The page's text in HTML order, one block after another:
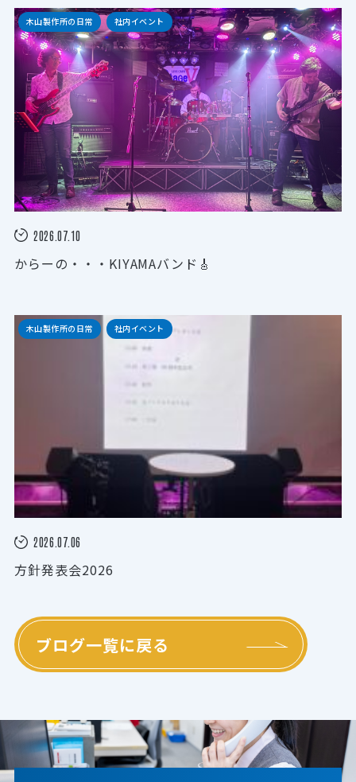
2026.07.10
からーの・・・KIYAMAバンド🎸
木山製作所の日常 社内イベント
2026.07.06
方針発表会2026
木山製作所の日常 社内イベント
ブログ一覧に戻る